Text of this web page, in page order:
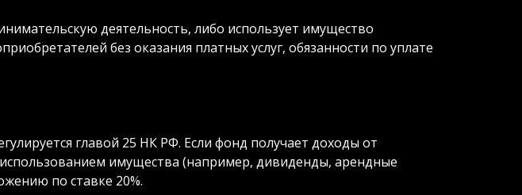
деятельность, либо использует имущество
без оказания платных услуг, обязанности по уплате
главой 25 НК РФ. Если фонд получает доходы от
имущества (например, дивиденды, арендные
по ставке 20%.